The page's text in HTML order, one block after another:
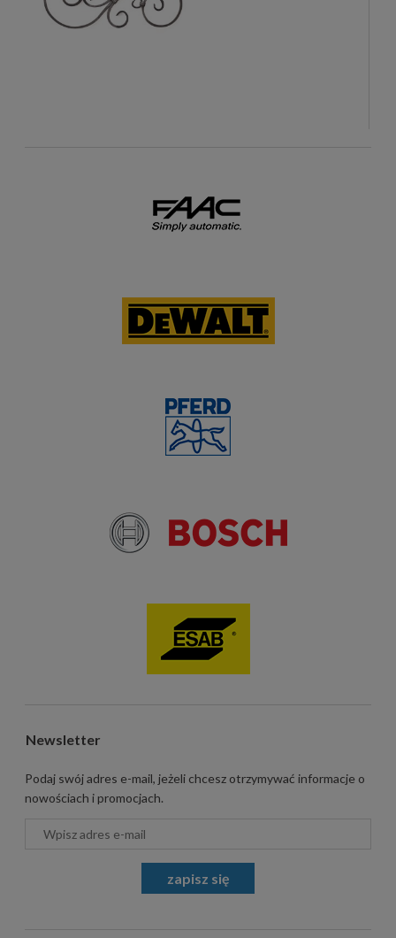
Newsletter
Podaj swój adres e-mail, jeżeli chcesz otrzymywać informacje o
nowościach i promocjach.
zapisz się